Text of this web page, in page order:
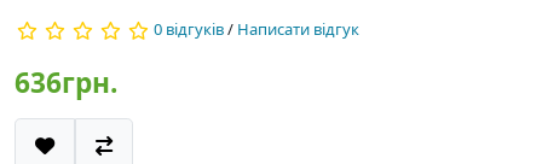
0 відгуків/ Написати відгук
636грн.